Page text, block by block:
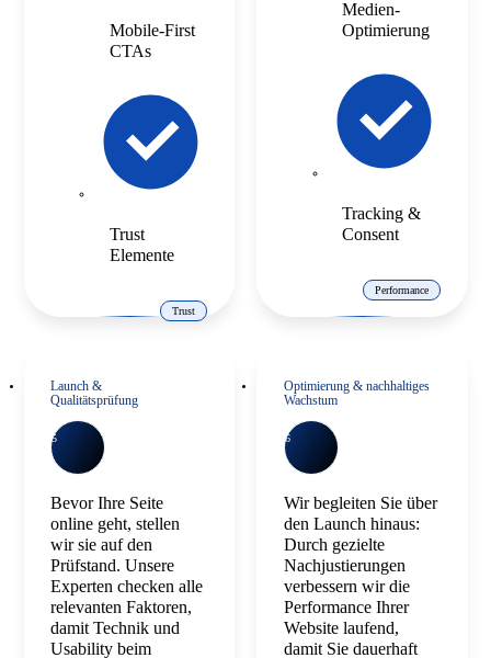
Mobile-First
CTAs
Trust
Elemente
Trust
Medien-
Optimierung
Tracking &
Consent
Performance
Launch &
Qualitätsprüfung
5
Bevor Ihre Seite
online geht, stellen
wir sie auf den
Prüfstand. Unsere
Experten checken alle
relevanten Faktoren,
damit Technik und
Usability beim
Optimierung & nachhaltiges
Wachstum
6
Wir begleiten Sie über
den Launch hinaus:
Durch gezielte
Nachjustierungen
verbessern wir die
Performance Ihrer
Website laufend,
damit Sie dauerhaft